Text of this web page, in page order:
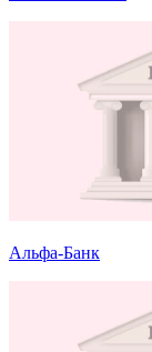
Альфа-Банк